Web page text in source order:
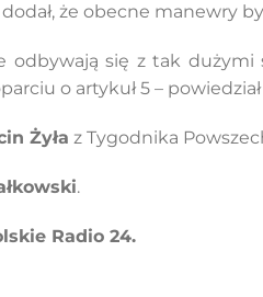
że obecne manewry
odbywają się z tak
o artykuł 5 –
Żyła z Tygodnika
.
Radio 24.